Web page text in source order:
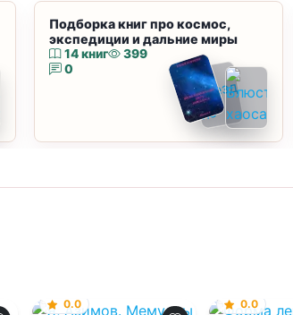
Подборка книг про космос,
экспедиции и дальние миры
14 книг
399
0
0.0 0.0